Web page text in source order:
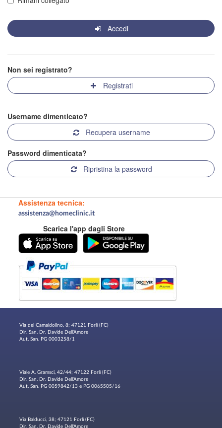
Accedi
Non sei registrato?
Registrati
Username dimenticato?
Recupera username
Password dimenticata?
Ripristina la password
Assistenza tecnica:
assistenza@homeclinic.it
Scarica l'app dagli Store
Via del Camaldolino, 8; 47121 Forlì (FC)
Dir. San. Dr. Davide Dell'Amore
Aut. San. PG 0003258/1
Viale A. Gramsci, 42/44; 47122 Forlì (FC)
Dir. San. Dr. Davide Dell'Amore
Aut. San. PG 0059842/13 e PG 0065505/16
Via Balducci, 38; 47121 Forlì (FC)
Dir. San. Dr. Davide Dell'Amore